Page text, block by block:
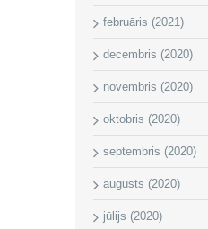
februāris (2021)
decembris (2020)
novembris (2020)
oktobris (2020)
septembris (2020)
augusts (2020)
jūlijs (2020)